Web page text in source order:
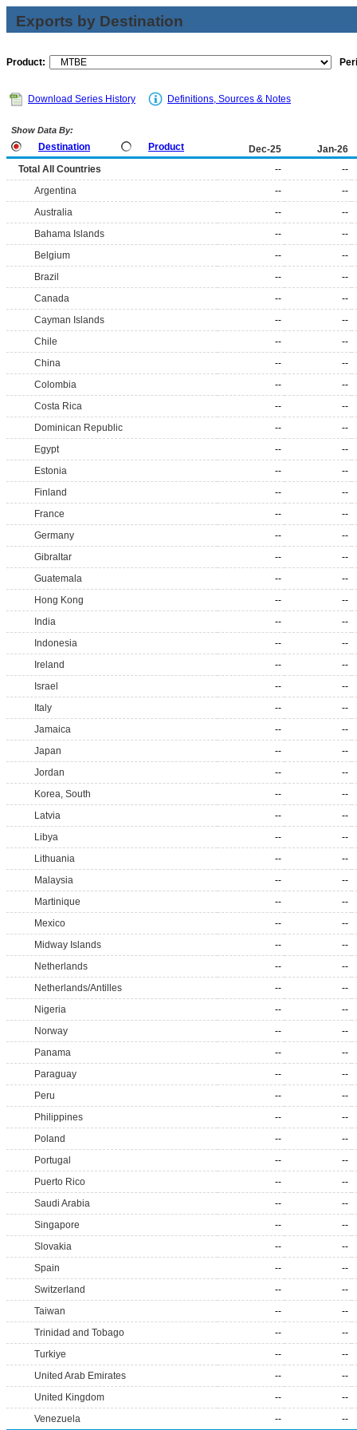
Exports by Destination
Product:
Download Series History Definitions, Sources & Notes
Show Data By:
Destination Product Dec-25
Jan-26
Total All Countries
--
--
Argentina
--
--
Australia
--
--
Bahama Islands
--
--
Belgium
--
--
Brazil
--
--
Canada
--
--
Cayman Islands
--
--
Chile
--
--
China
--
--
Colombia
--
--
Costa Rica
--
--
Dominican Republic
--
--
Egypt
--
--
Estonia
--
--
Finland
--
--
France
--
--
Germany
--
--
Gibraltar
--
--
Guatemala
--
--
Hong Kong
--
--
India
--
--
Indonesia
--
--
Ireland
--
--
Israel
--
--
Italy
--
--
Jamaica
--
--
Japan
--
--
Jordan
--
--
Korea, South
--
--
Latvia
--
--
Libya
--
--
Lithuania
--
--
Malaysia
--
--
Martinique
--
--
Mexico
--
--
Midway Islands
--
--
Netherlands
--
--
Netherlands/Antilles
--
--
Nigeria
--
--
Norway
--
--
Panama
--
--
Paraguay
--
--
Peru
--
--
Philippines
--
--
Poland
--
--
Portugal
--
--
Puerto Rico
--
--
Saudi Arabia
--
--
Singapore
--
--
Slovakia
--
--
Spain
--
--
Switzerland
--
--
Taiwan
--
--
Trinidad and Tobago
--
--
Turkiye
--
--
United Arab Emirates
--
--
United Kingdom
--
--
Venezuela
-- --